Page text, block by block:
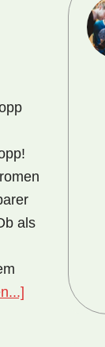
als
Luxemburg: